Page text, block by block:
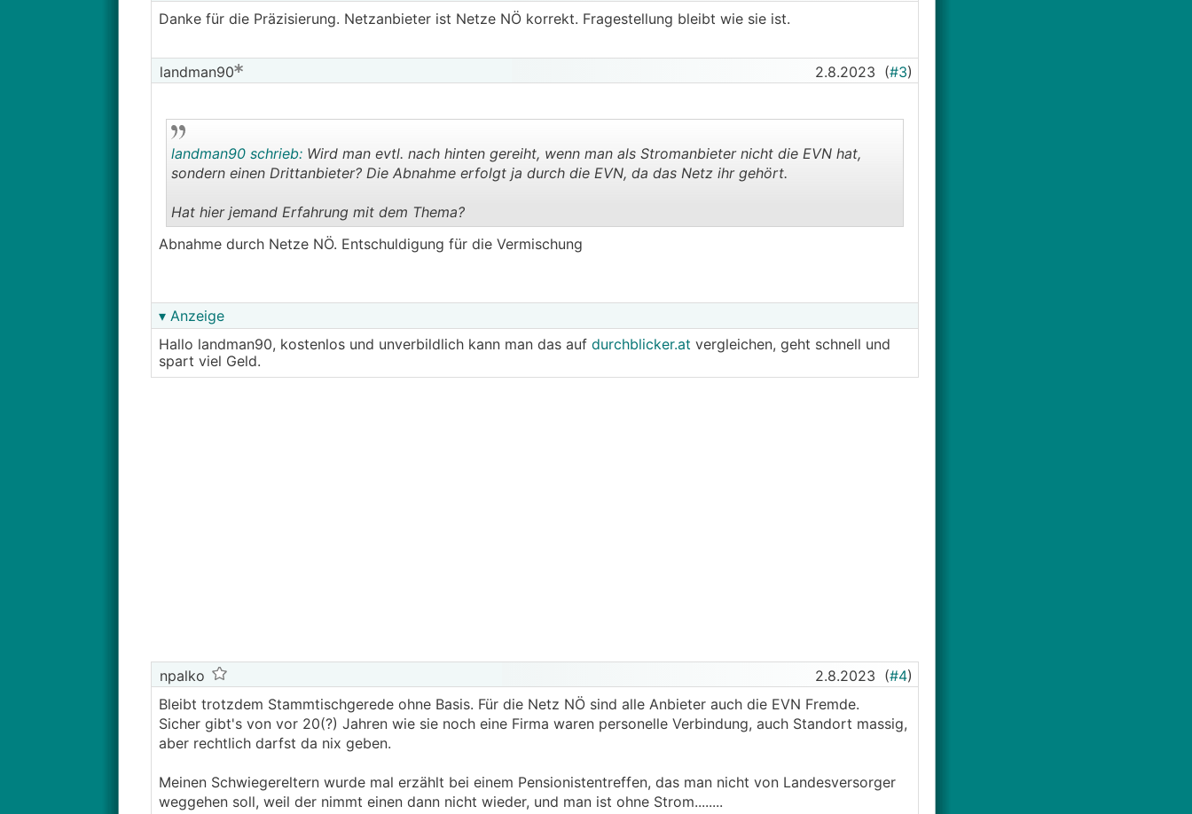
Danke für die Präzisierung. Netzanbieter ist Netze NÖ korrekt. Fragestellung bleibt wie sie ist.
landman90 2.8.2023 (#3)
..
landman90 schrieb:Wird man evtl. nach hinten gereiht, wenn man als Stromanbieter nicht die EVN hat,
sondern einen Drittanbieter? Die Abnahme erfolgt ja durch die EVN, da das Netz ihr gehört.
Hat hier jemand Erfahrung mit dem Thema?
Abnahme durch Netze NÖ. Entschuldigung für die Vermischung
▾ Anzeige
Hallo landman90, kostenlos und unverbildlich kann man das auf durchblicker.at vergleichen, geht schnell und
spart viel Geld.
npalko 2.8.2023 (#4)
Bleibt trotzdem Stammtischgerede ohne Basis. Für die Netz NÖ sind alle Anbieter auch die EVN Fremde.
Sicher gibt's von vor 20(?) Jahren wie sie noch eine Firma waren personelle Verbindung, auch Standort massig,
aber rechtlich darfst da nix geben.
Meinen Schwiegereltern wurde mal erzählt bei einem Pensionistentreffen, das man nicht von Landesversorger
weggehen soll, weil der nimmt einen dann nicht wieder, und man ist ohne Strom........